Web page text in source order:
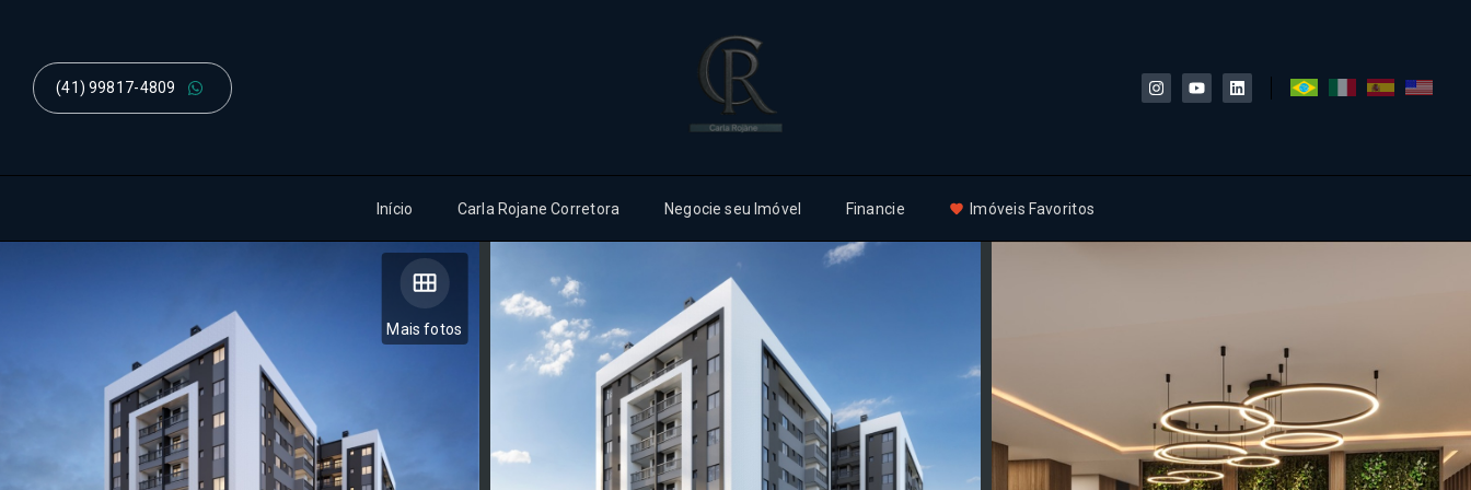
(41) 99817-4809
Início Carla Rojane Corretora Negocie seu Imóvel Financie Imóveis Favoritos
Mais fotos